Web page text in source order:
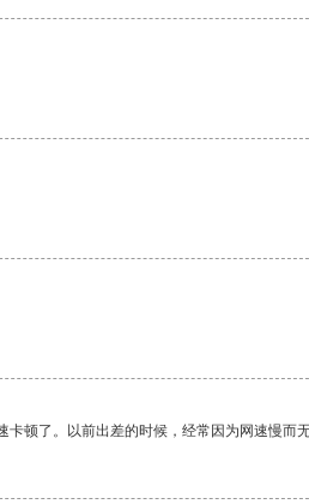
顿了。以前出差的时候，经常因为网速慢而